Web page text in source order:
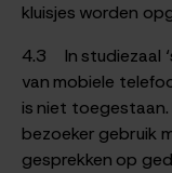
kluisjes worden
4.3 In studiezaal
van mobiele
is niet toegestaan.
bezoeker gebruik
gesprekken op